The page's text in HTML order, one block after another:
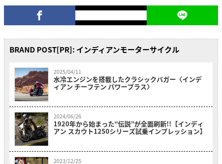
BRAND POST[PR]: インディアンモーターサイクル
2025/04/11
水冷エンジンを搭載したクラシックバガー〈インデ
ィアン チーフテン パワープラス〉
2024/06/26
1920年から始まった“伝説”が全面刷新!!【インディ
アン スカウト1250シリーズ試乗インプレッション】
2023/12/25